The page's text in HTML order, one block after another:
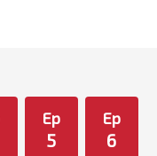
Ep
5
Ep
6